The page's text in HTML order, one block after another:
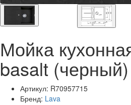
Мойка
basalt (черный)
Артикул: R70957715
Бренд: Lava